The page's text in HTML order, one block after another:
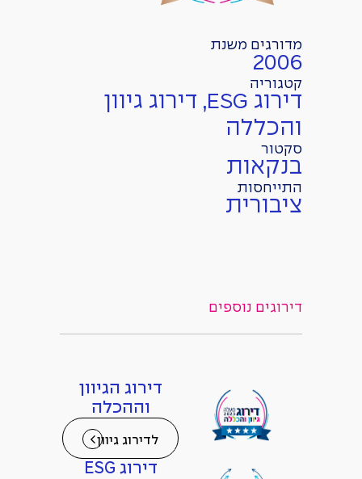
מדורגים משנת
2006
קטגוריה
דירוג ESG, דירוג גיוון
והכללה
סקטור
בנקאות
התייחסות
ציבורית
דירוגים נוספים
דירוג הגיוון
וההכלה
לדירוג גיוון
דירוג ESG